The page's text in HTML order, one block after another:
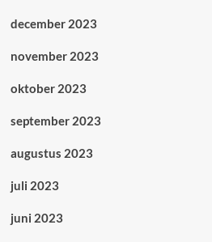
december 2023
november 2023
oktober 2023
september 2023
augustus 2023
juli 2023
juni 2023